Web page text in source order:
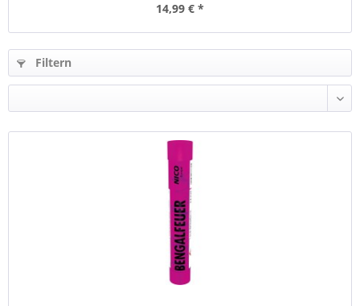
14,99 € *
Filtern